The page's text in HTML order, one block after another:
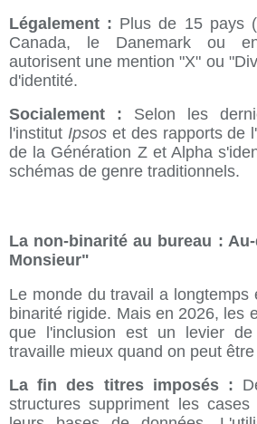
Légalement : Plus de 15 pays
Canada, le Danemark ou
autorisent une mention "X" ou
d'identité.
Socialement : Selon les
l'institut Ipsoset des rapports de
de la Génération Z et Alpha
schémas de genre traditionnels.
La non-binarité au bureau :
Monsieur"
Le monde du travail a longtemps
binarité rigide. Mais en 2026, les
que l'inclusion est un levier
travaille mieux quand on peut
La fin des titres imposés :
structures suppriment les